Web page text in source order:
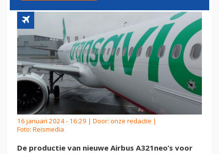
16 januari 2024 - 16:29 | Door: onze redactie |
Foto: Reismedia
De productie van nieuwe Airbus A321neo’s voor